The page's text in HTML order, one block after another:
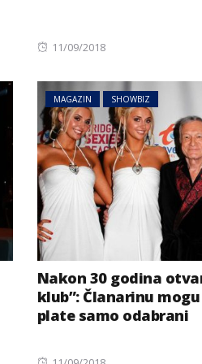
Posted
11/09/2018
MAGAZIN SHOWBIZ
Nakon 30 godina
klub”: Članarinu
plate samo odabrani